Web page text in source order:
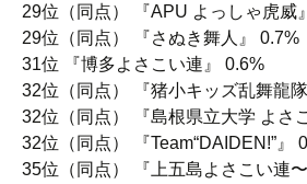
29位（同点） 『APU よっしゃ虎威
29位（同点） 『さぬき舞人』 0.7%
31位 『博多よさこい連』 0.6%
32位（同点） 『猪小キッズ乱舞龍
32位（同点） 『島根県立大学 よさ
32位（同点） 『Team“DAIDEN!”』
35位（同点） 『上五島よさこい連